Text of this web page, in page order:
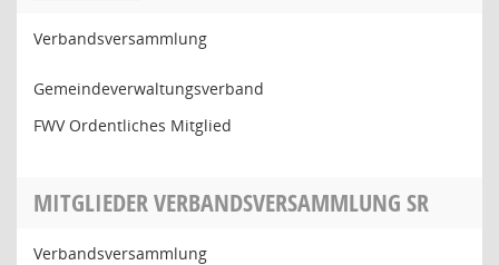
Verbandsversammlung
Gemeindeverwaltungsverband
FWV Ordentliches Mitglied
MITGLIEDER VERBANDSVERSAMMLUNG SR
Verbandsversammlung